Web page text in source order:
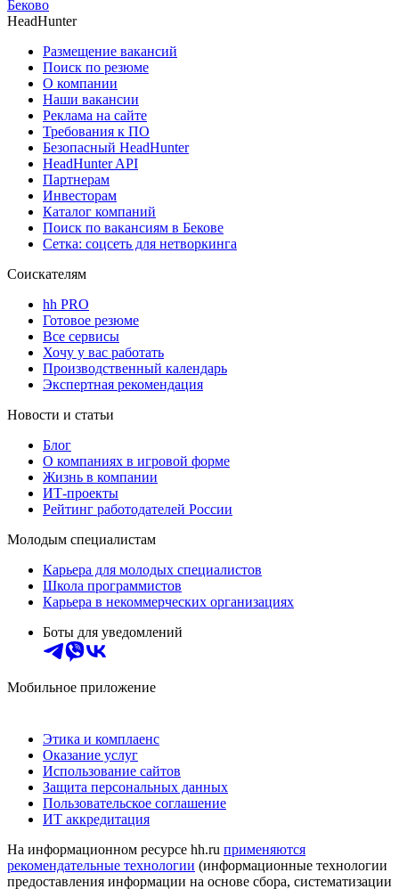
Беково
HeadHunter
Размещение вакансий
Поиск по резюме
О компании
Наши вакансии
Реклама на сайте
Требования к ПО
Безопасный HeadHunter
HeadHunter API
Партнерам
Инвесторам
Каталог компаний
Поиск по вакансиям в Бекове
Сетка: соцсеть для нетворкинга
Соискателям
hh PRO
Готовое резюме
Все сервисы
Хочу у вас работать
Производственный календарь
Экспертная рекомендация
Новости и статьи
Блог
О компаниях в игровой форме
Жизнь в компании
ИТ-проекты
Рейтинг работодателей России
Молодым специалистам
Карьера для молодых специалистов
Школа программистов
Карьера в некоммерческих организациях
Боты для уведомлений
Мобильное приложение
Этика и комплаенс
Оказание услуг
Использование сайтов
Защита персональных данных
Пользовательское соглашение
ИТ аккредитация
На информационном ресурсе hh.ru применяются
рекомендательные технологии (информационные технологии
предоставления информации на основе сбора, систематизации